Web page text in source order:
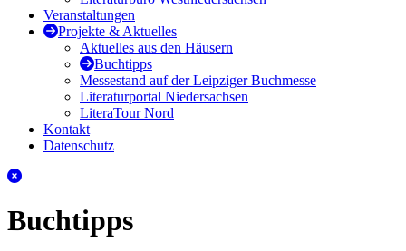
Veranstaltungen
Projekte & Aktuelles
Aktuelles aus den Häusern
Buchtipps
Messestand auf der Leipziger Buchmesse
Literaturportal Niedersachsen
LiteraTour Nord
Kontakt
Datenschutz
Schliessen
Buchtipps